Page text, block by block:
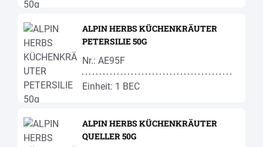
ALPIN HERBS KÜCHENKRÄUTER
PETERSILIE 50G
Nr.: AE95F
Einheit: 1 BEC
ALPIN HERBS KÜCHENKRÄUTER
QUELLER 50G